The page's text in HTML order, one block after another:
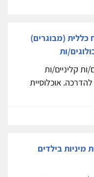
(מבוגרים)
ות
ות קליניים/ות
אוכלוסיית
בילדים